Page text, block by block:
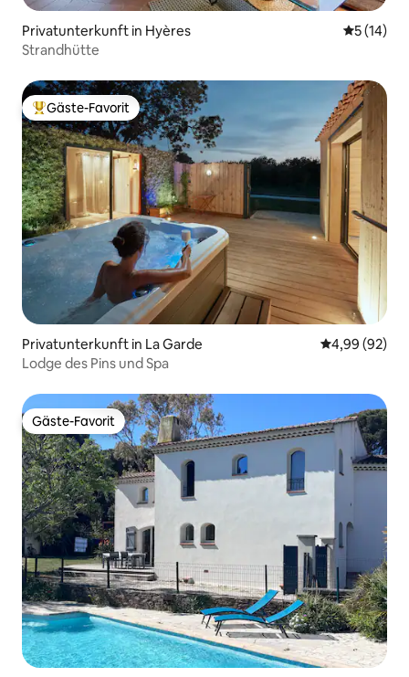
Privatunterkunft in Hyères
5 (14)
Strandhütte
Beliebter Gäste-Favorit.
Gäste-Favorit
Privatunterkunft in La Garde
4,99 (92)
Lodge des Pins und Spa
Gäste-Favorit
Gäste-Favorit